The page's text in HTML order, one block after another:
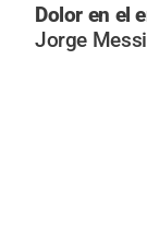
Dolor en el
Jorge